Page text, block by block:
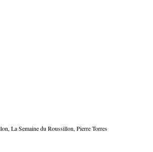
, La Semaine du Roussillon, Pierre Torres